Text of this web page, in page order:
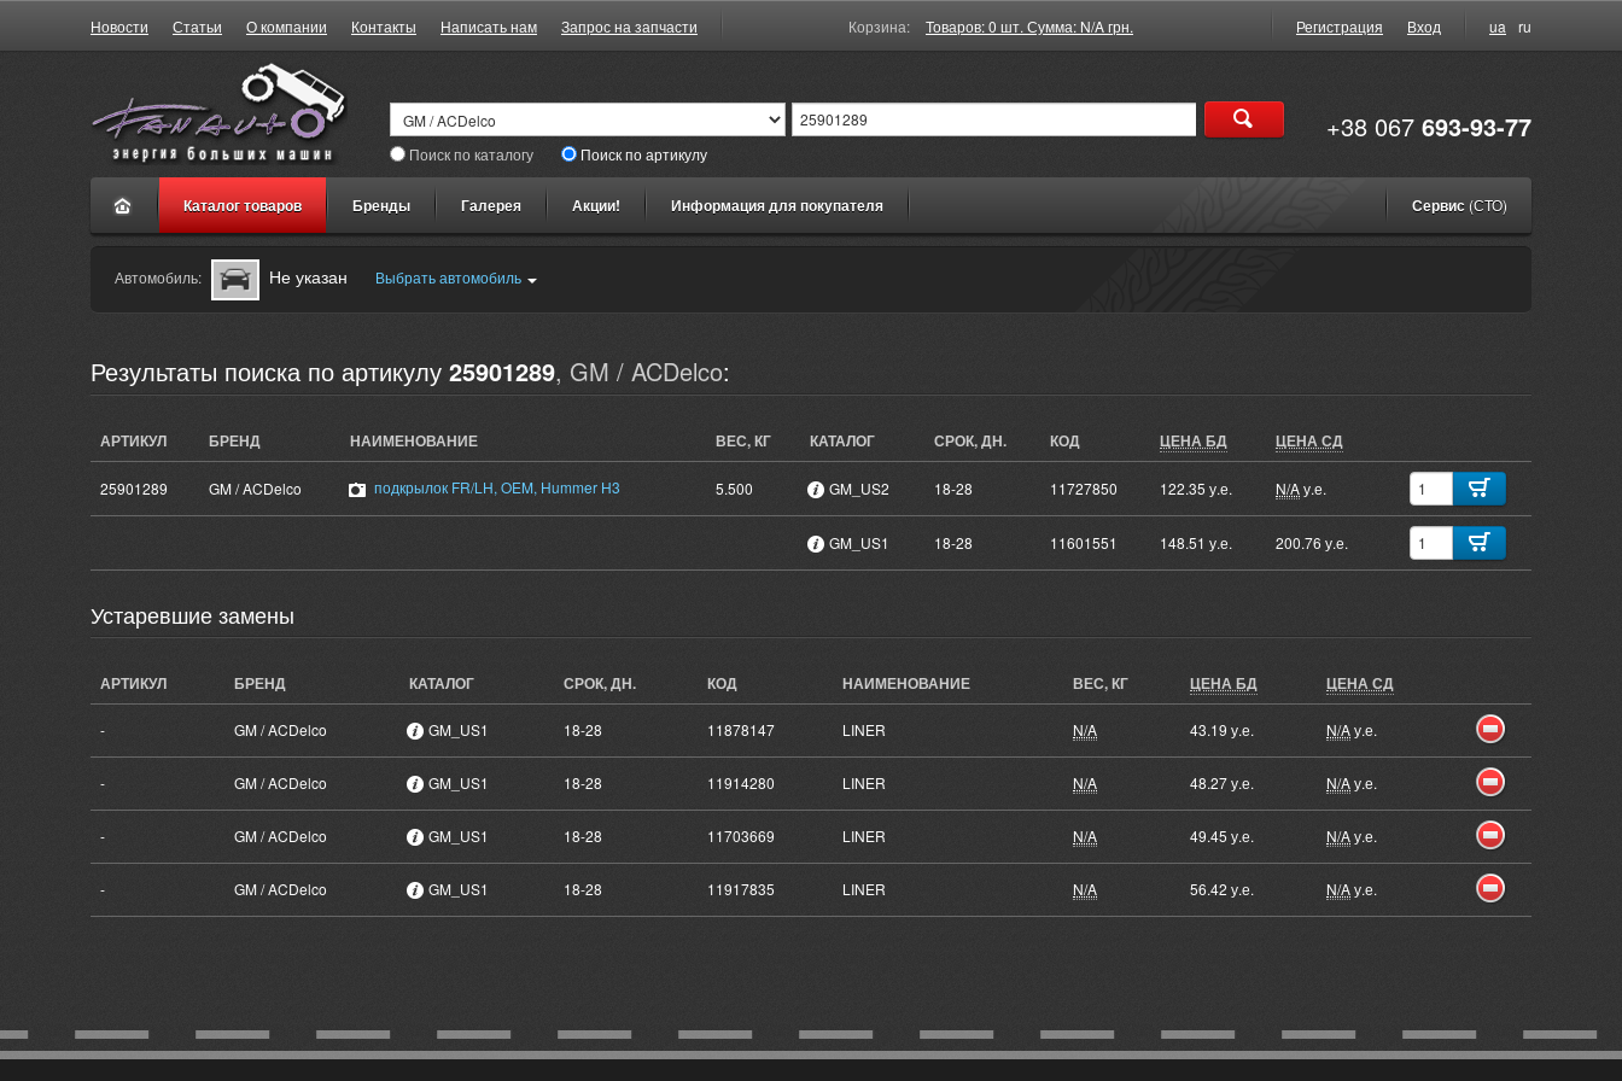
Новости Статьи О компании Контакты Написать нам Запрос на запчасти Корзина: Товаров: 0 шт. Сумма: N/A грн. Регистрация Вход ua ru
Поиск по каталогу Поиск по артикулу
+38 067 693-93-77
Каталог товаров Бренды Галерея Акции! Информация для покупателя Сервис (СТО)
Автомобиль: Не указан Выбрать автомобиль
Результаты поиска по артикулу 25901289, GM / ACDelco:
АРТИКУЛ БРЕНД НАИМЕНОВАНИЕ ВЕС, КГ КАТАЛОГ СРОК, ДН. КОД ЦЕНА БД ЦЕНА СД
25901289 GM / ACDelco подкрылок FR/LH, OEM, Hummer H3 5.500 GM_US2 18-28 11727850 122.35 у.е. N/Aу.е.
GM_US1 18-28 11601551 148.51 у.е. 200.76 у.е.
Устаревшие замены
АРТИКУЛ БРЕНД КАТАЛОГ СРОК, ДН. КОД НАИМЕНОВАНИЕ ВЕС, КГ ЦЕНА БД ЦЕНА СД
- GM / ACDelco GM_US1 18-28 11878147 LINER N/A 43.19 у.е. N/Aу.е.
- GM / ACDelco GM_US1 18-28 11914280 LINER N/A 48.27 у.е. N/Aу.е.
- GM / ACDelco GM_US1 18-28 11703669 LINER N/A 49.45 у.е. N/Aу.е.
- GM / ACDelco GM_US1 18-28 11917835 LINER N/A 56.42 у.е. N/Aу.е.